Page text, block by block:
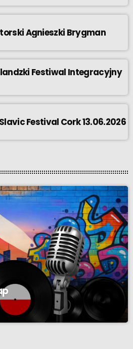
Agnieszki Brygman
Festiwal Integracyjny
Festival Cork 13.06.2026